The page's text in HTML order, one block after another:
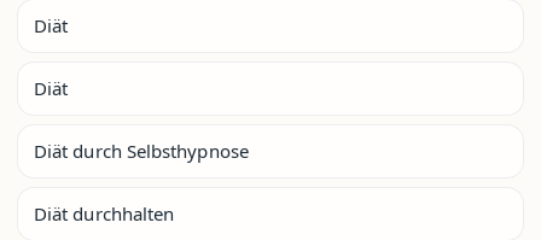
Diät
Diät
Diät durch Selbsthypnose
Diät durchhalten